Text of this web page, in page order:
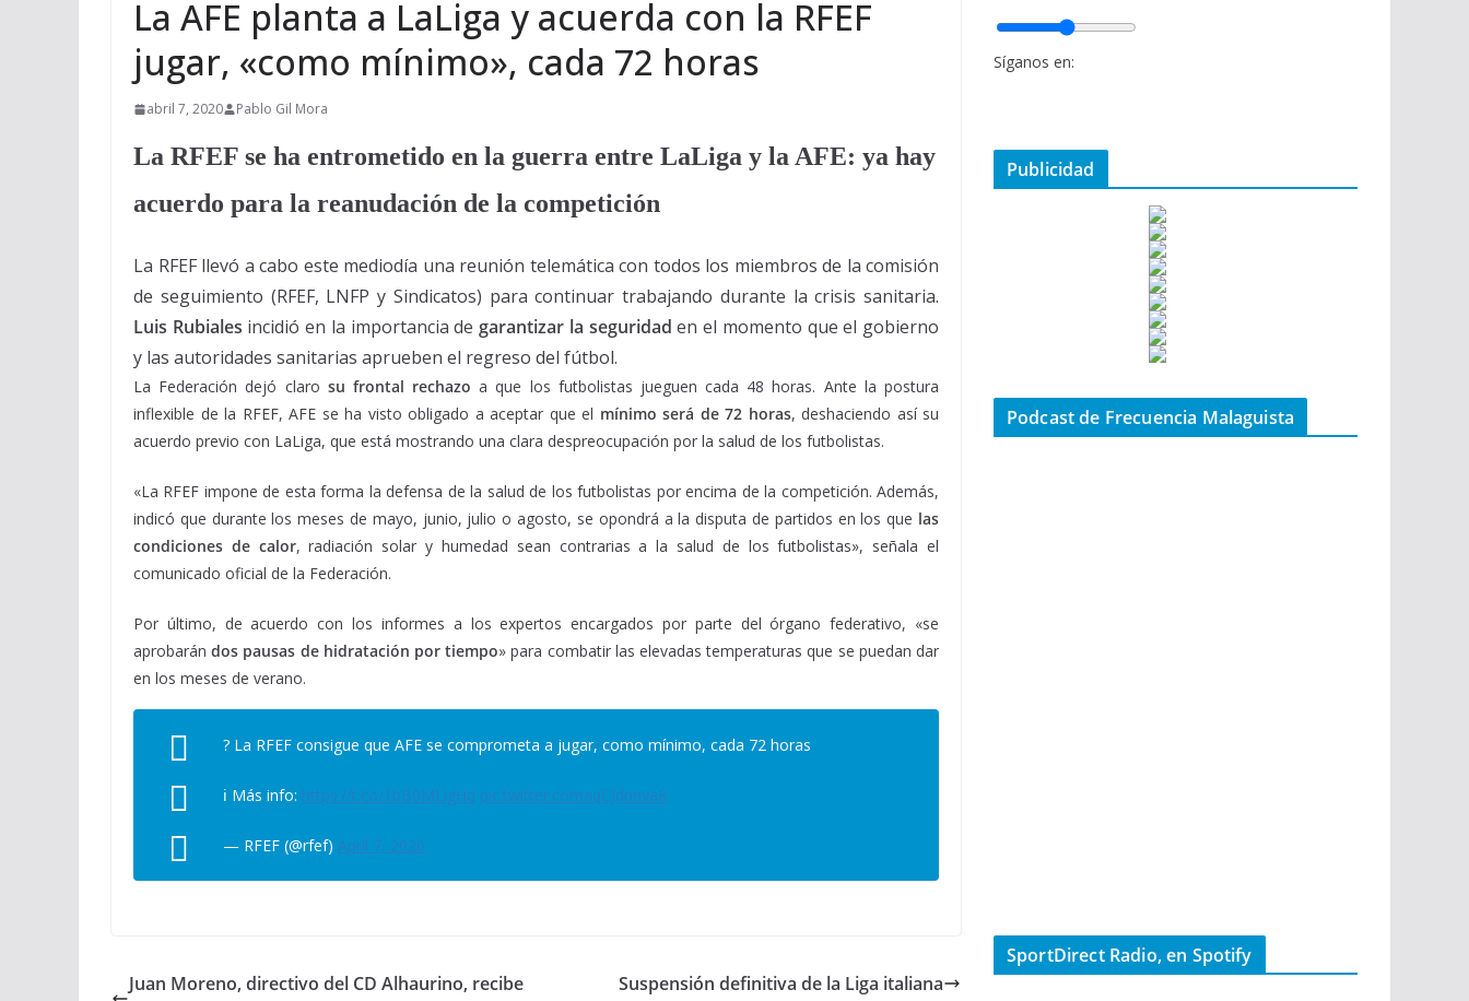
La AFE planta a LaLiga y acuerda con la RFEF
jugar, «como mínimo», cada 72 horas
abril 7, 2020 Pablo Gil Mora
La RFEF se ha entrometido en la guerra entre LaLiga y la AFE: ya hay
acuerdo para la reanudación de la competición
La RFEF llevó a cabo este mediodía una reunión telemática con todos los miembros de la comisión
de seguimiento (RFEF, LNFP y Sindicatos) para continuar trabajando durante la crisis sanitaria.
Luis Rubiales incidió en la importancia degarantizar la seguridad en el momento que el gobierno
y las autoridades sanitarias aprueben el regreso del fútbol.
La Federación dejó claro su frontal rechazo a que los futbolistas jueguen cada 48 horas. Ante la postura
inflexible de la RFEF, AFE se ha visto obligado a aceptar que el mínimo será de 72 horas, deshaciendo así su
acuerdo previo con LaLiga, que está mostrando una clara despreocupación por la salud de los futbolistas.
«La RFEF impone de esta forma la defensa de la salud de los futbolistas por encima de la competición. Además,
indicó que durante los meses de mayo, junio, julio o agosto, se opondrá a la disputa de partidos en los que las
condiciones de calor, radiación solar y humedad sean contrarias a la salud de los futbolistas», señala el
comunicado oficial de la Federación.
Por último, de acuerdo con los informes a los expertos encargados por parte del órgano federativo, «se
aprobarándos pausas de hidratación por tiempo» para combatir las elevadas temperaturas que se puedan dar
en los meses de verano.
? La RFEF consigue que AFE se comprometa a jugar, como mínimo, cada 72 horas
ℹ Más info: https://t.co/1bB0MLigHq pic.twitter.com/iqCJdnnvaK
— RFEF (@rfef) April 7, 2020
Juan Moreno, directivo del CD Alhaurino, recibe
Suspensión definitiva de la Liga italiana
Síganos en:
Publicidad
Podcast de Frecuencia Malaguista
SportDirect Radio, en Spotify